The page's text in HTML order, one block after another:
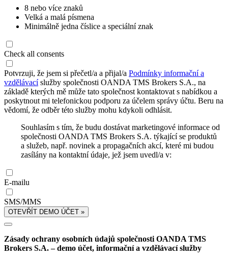
8 nebo více znaků
Velká a malá písmena
Minimálně jedna číslice a speciální znak
Check all consents
Potvrzuji, že jsem si přečetl/a a přijal/a Podmínky informační a
vzdělávacíslužby společnosti OANDA TMS Brokers S.A., na
základě kterých mě může tato společnost kontaktovat s nabídkou a
poskytnout mi telefonickou podporu za účelem správy účtu. Beru na
vědomí, že odběr této služby mohu kdykoli odhlásit.
Souhlasím s tím, že budu dostávat marketingové informace od
společnosti OANDA TMS Brokers S.A. týkající se produktů
a služeb, např. novinek a propagačních akcí, které mi budou
zasílány na kontaktní údaje, jež jsem uvedl/a v:
E-mailu
SMS/MMS
OTEVŘÍT DEMO ÚČET »
Zásady ochrany osobních údajů společnosti OANDA TMS
Brokers S.A. – demo účet, informační a vzdělávací služby